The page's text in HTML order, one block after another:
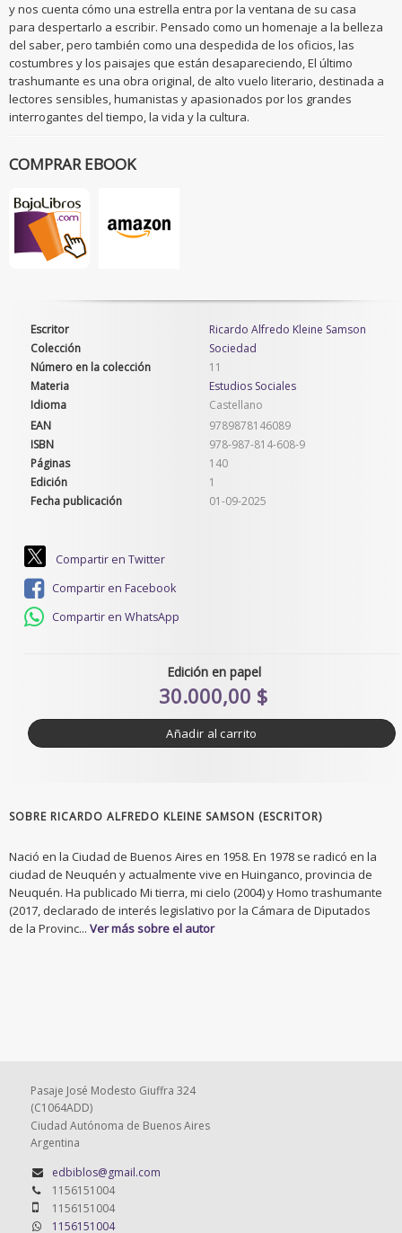
y nos cuenta cómo una estrella entra por la ventana de su casa
para despertarlo a escribir. Pensado como un homenaje a la belleza
del saber, pero también como una despedida de los oficios, las
costumbres y los paisajes que están desapareciendo, El último
trashumante es una obra original, de alto vuelo literario, destinada a
lectores sensibles, humanistas y apasionados por los grandes
interrogantes del tiempo, la vida y la cultura.
COMPRAR EBOOK
Escritor
Ricardo Alfredo Kleine Samson
Colección
Sociedad
Número en la colección
11
Materia
Estudios Sociales
Idioma
Castellano
EAN
9789878146089
ISBN
978-987-814-608-9
Páginas
140
Edición
1
Fecha publicación
01-09-2025
Compartir en Twitter
Compartir en Facebook
Compartir en WhatsApp
Edición en papel
30.000,00 $
Añadir al carrito
SOBRE RICARDO ALFREDO KLEINE SAMSON (ESCRITOR)
Nació en la Ciudad de Buenos Aires en 1958. En 1978 se radicó en la
ciudad de Neuquén y actualmente vive en Huinganco, provincia de
Neuquén. Ha publicado Mi tierra, mi cielo (2004) y Homo trashumante
(2017, declarado de interés legislativo por la Cámara de Diputados
de la Provinc... Ver más sobre el autor
Pasaje José Modesto Giuffra 324
(C1064ADD)
Ciudad Autónoma de Buenos Aires
Argentina
edbiblos@gmail.com
1156151004
1156151004
1156151004